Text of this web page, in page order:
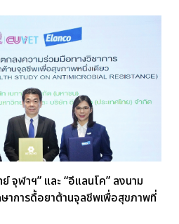
จุฬาฯ” และ “อีแลนโค” ลงนาม
าการดื้อยาต้านจุลชีพเพื่อสุขภาพที่